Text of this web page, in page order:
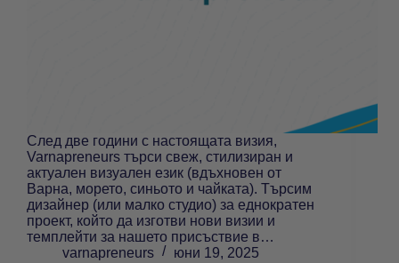
След две години с настоящата визия,
Varnapreneurs търси свеж, стилизиран и
актуален визуален език (вдъхновен от
Варна, морето, синьото и чайката). Търсим
дизайнер (или малко студио) за еднократен
проект, който да изготви нови визии и
темплейти за нашето присъствие в…
varnapreneurs
юни 19, 2025